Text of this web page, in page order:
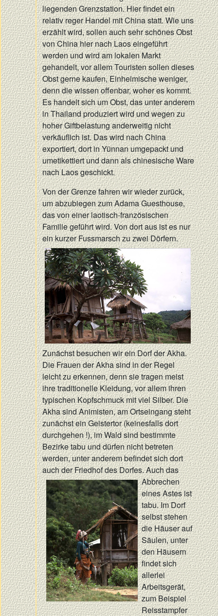
liegenden Grenzstation. Hier findet ein
relativ reger Handel mit China statt. Wie uns
erzählt wird, sollen auch sehr schönes Obst
von China hier nach Laos eingeführt
werden und wird am lokalen Markt
gehandelt, vor allem Touristen sollen dieses
Obst gerne kaufen, Einheimische weniger,
denn die wissen offenbar, woher es kommt.
Es handelt sich um Obst, das unter anderem
in Thailand produziert wird und wegen zu
hoher Giftbelastung anderweitig nicht
verkäuflich ist. Das wird nach China
exportiert, dort in Yünnan umgepackt und
umetikettiert und dann als chinesische Ware
nach Laos geschickt.
Von der Grenze fahren wir wieder zurück,
um abzubiegen zum Adama Guesthouse,
das von einer laotisch-französischen
Familie geführt wird. Von dort aus ist es nur
ein kurzer Fussmarsch zu zwei Dörfern.
Zunächst besuchen wir ein Dorf der Akha.
Die Frauen der Akha sind in der Regel
leicht zu erkennen, denn sie tragen meist
ihre traditionelle Kleidung, vor allem ihren
typischen Kopfschmuck mit viel Silber. Die
Akha sind Animisten, am Ortseingang steht
zunächst ein Geistertor (keinesfalls dort
durchgehen !), im Wald sind bestimmte
Bezirke tabu und dürfen nicht betreten
werden, unter anderem befindet sich dort
auch der Friedhof des Dorfes. Auch das
Abbrechen
eines Astes ist
tabu. Im Dorf
selbst stehen
die Häuser auf
Säulen, unter
den Häusern
findet sich
allerlei
Arbeitsgerät,
zum Beispiel
Reisstampfer